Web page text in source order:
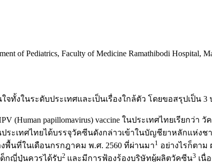
of Pediatrics, Faculty of Medicine Ramathibodi Hospital,
จทั้งในระดับประเทศและเป็นเรื่องใกล้ตัว โดยขอสรุปเป็น 3
papillomavirus) vaccine ในประเทศไทยเรียกว่
ะเทศไทยได้บรรจุวัคซีนดังกล่าวเข้าในบัญชียาหลักแห่ง
พื้นที่ในเดือนกรกฎาคม พ.ศ. 2560 ที่ผ่านมา1 อย่างไรก็ตา
ด็กญี่ปุ่นควรได้รับ2 และมีการฟ้องร้องบริษัทผู้ผลิตวัคซีน3 เนื่